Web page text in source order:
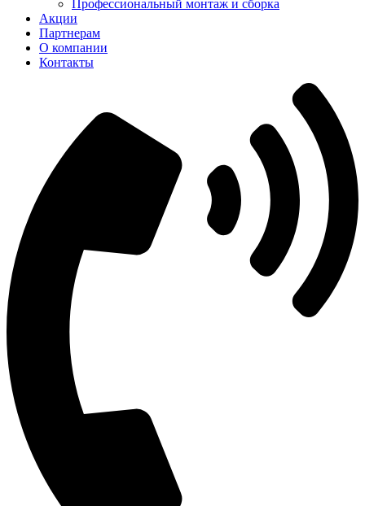
Профессиональный монтаж и сборка
Акции
Партнерам
О компании
Контакты